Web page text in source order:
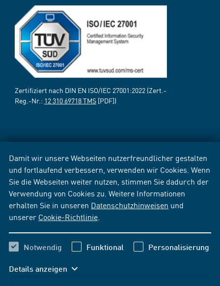
Damit wir unsere Webseiten nutzerfreundlicher gestalten
und fortlaufend verbessern, verwenden wir Cookies. Wenn
Sie die Webseiten weiter nutzen, stimmen Sie dadurch der
Verwendung von Cookies zu. Weitere Informationen
erhalten Sie in unseren Datenschutzhinweisen und
unserer Cookie-Richtlinie
Notwendig Funktional Personalisierung
Details anzeigen
Zertifiziert nach DIN EN ISO/IEC 27001:2022 (Zert.-
Reg.-Nr.: 12 310 69718 TMS [PDF])